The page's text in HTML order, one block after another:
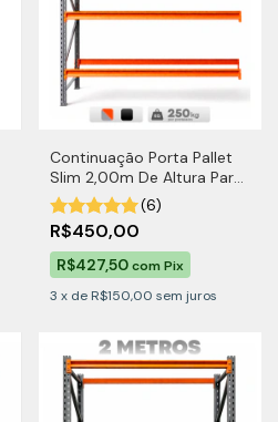
Continuação Porta Pallet
Slim 2,00m De Altura Para
250kg por Nível
(6)
R$450,00
R$427,50com Pix
3 x de R$150,00 sem juros